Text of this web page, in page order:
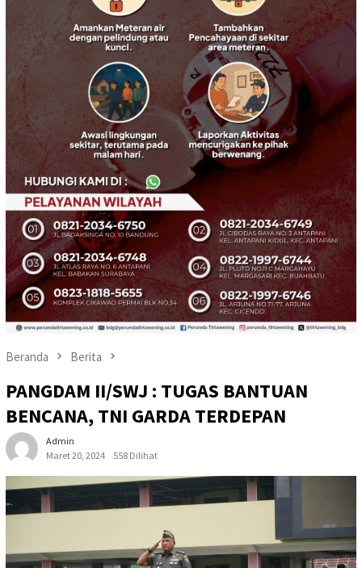
Beranda Berita
PANGDAM II/SWJ : TUGAS BANTUAN
BENCANA, TNI GARDA TERDEPAN
Admin
Maret 20, 2024
558 Dilihat